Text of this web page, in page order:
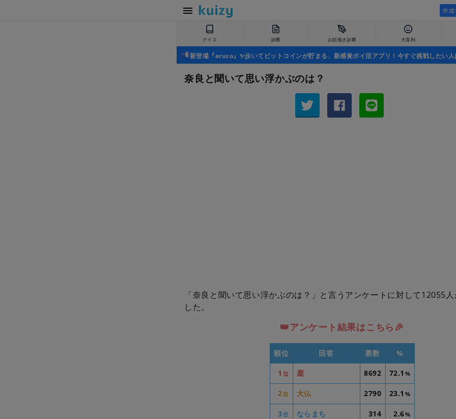
作成
クイズ 診断 お絵描き診断 大喜利
新登場『aruco』✨歩いてビットコインが貯まる、新感覚ポイ活アプリ！今すぐ挑戦したい人
奈良と聞いて思い浮かぶのは？
「奈良と聞いて思い浮かぶのは？」と言うアンケートに対して12055
した。
👑アンケート結果はこちら🎉
順位 回答 票数 %
1 位 鹿 8692 72.1 %
2位 大仏 2790 23.1 %
3位 ならまち 314 2.6%